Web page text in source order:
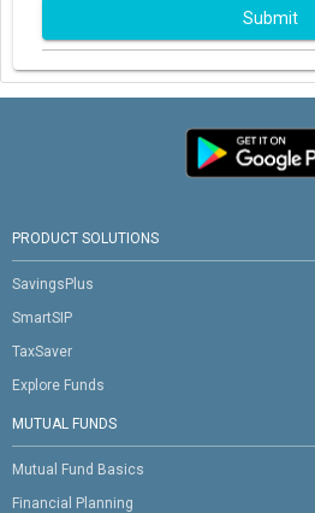
Submit
PRODUCT SOLUTIONS
SavingsPlus
SmartSIP
TaxSaver
Explore Funds
MUTUAL FUNDS
Mutual Fund Basics
Financial Planning